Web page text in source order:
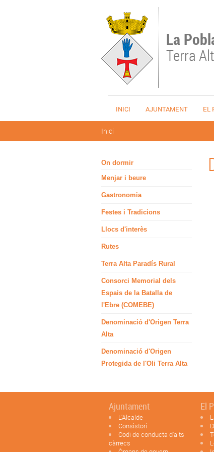
La
Terra
INICI AJUNTAMENT EL
Inici
On dormir
Menjar i beure
Gastronomia
Festes i Tradicions
Llocs d'interès
Rutes
Terra Alta Paradís Rural
Consorci Memorial dels
Espais de la Batalla de
l'Ebre (COMEBE)
Denominació d'Origen Terra
Alta
Denominació d'Origen
Protegida de l'Oli Terra Alta
Ajuntament
L'Alcalde
Consistori
Codi de conducta d'alts
càrrecs
El